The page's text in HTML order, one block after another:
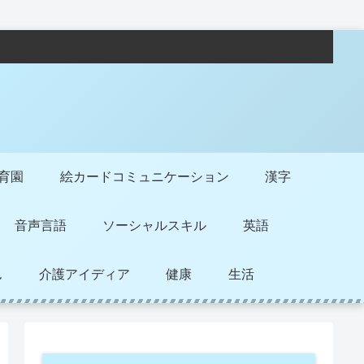
園 絵カードコミュニケーション 漢字
音声言語 ソーシャルスキル 英語
介護アイディア 健康 生活